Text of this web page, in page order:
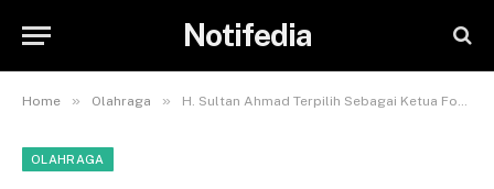
Notifedia
Home » Olahraga » H. Sultan Ahmad Terpilih Sebagai Ketua Formatur pada Muscab PODS Kota Parepare
OLAHRAGA